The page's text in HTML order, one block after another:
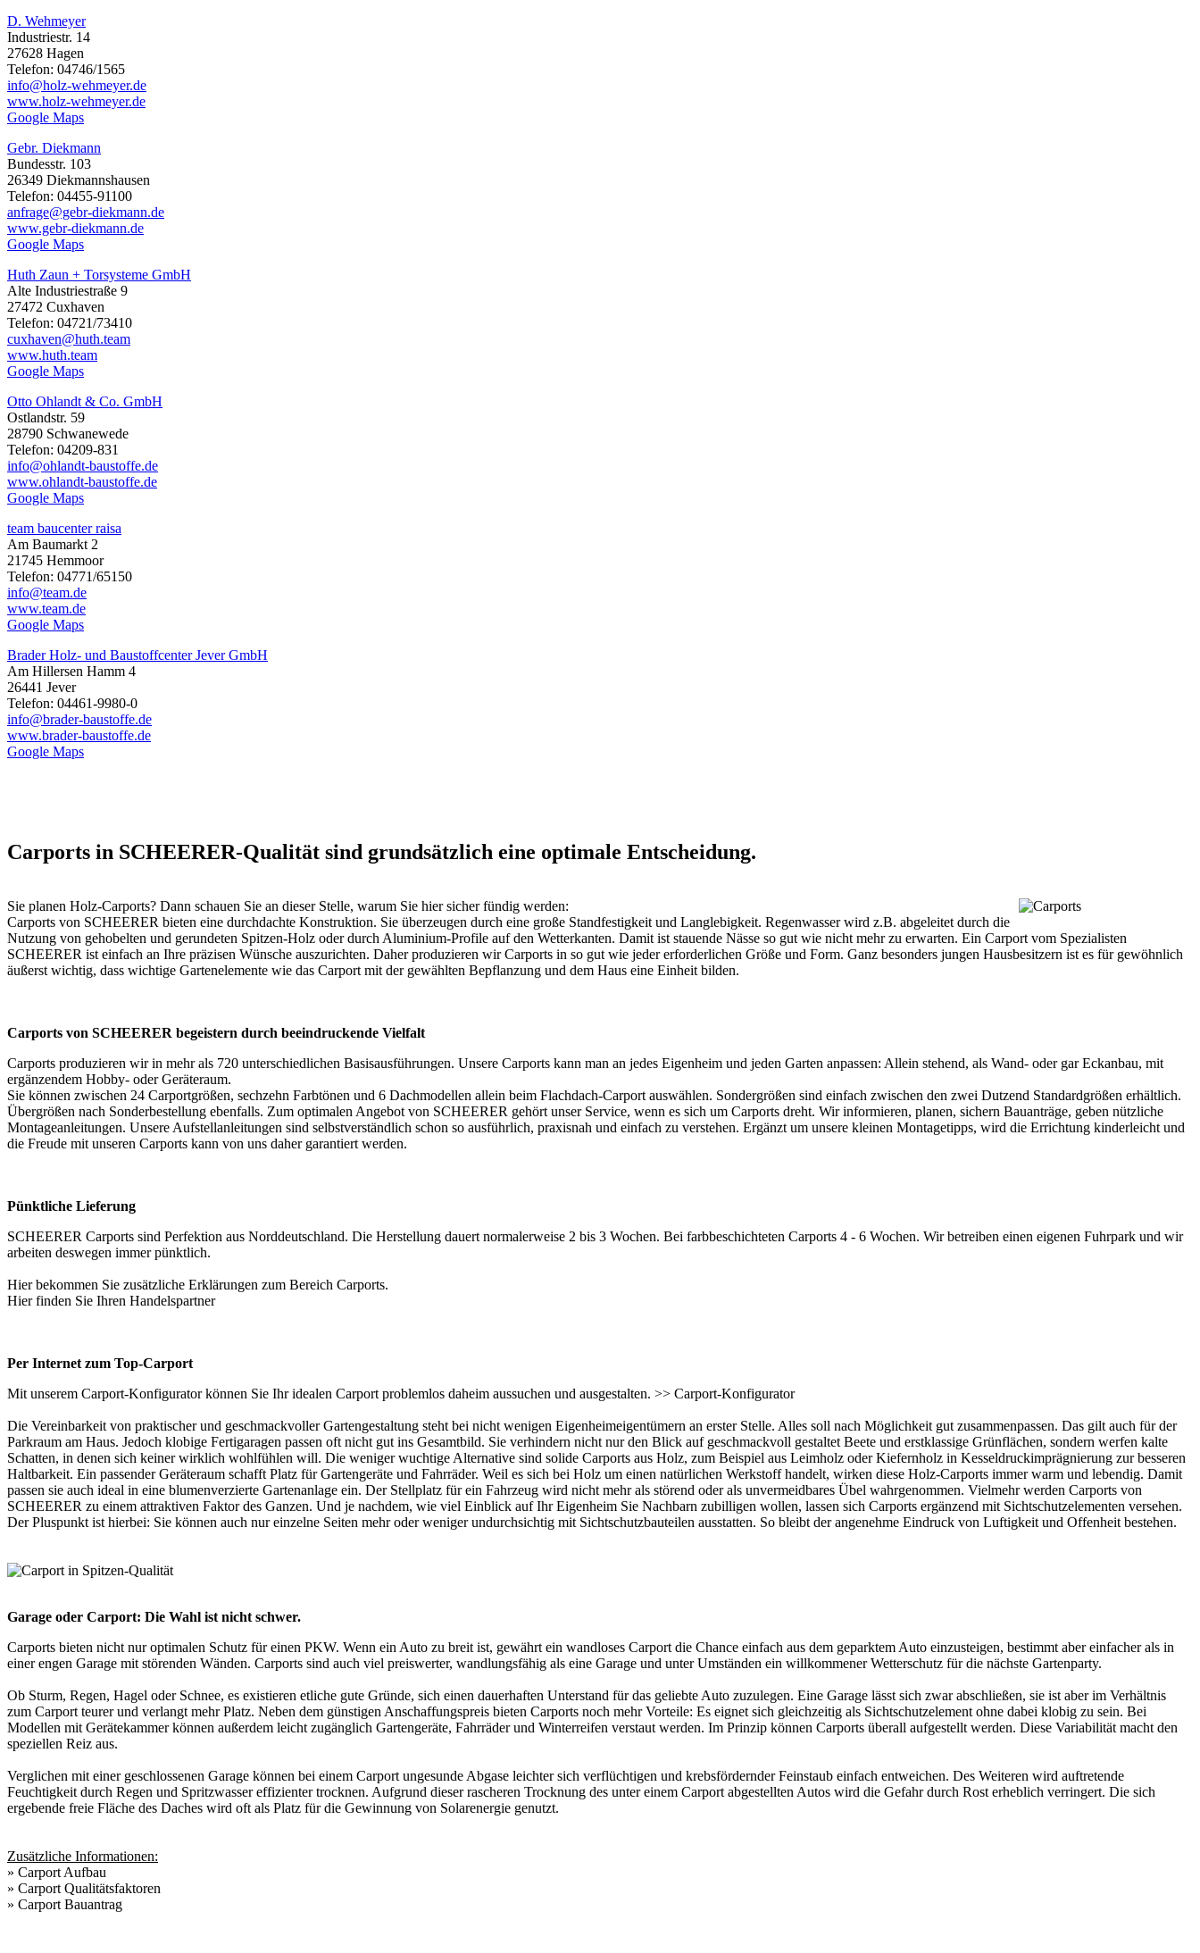
D. Wehmeyer
Industriestr. 14
27628 Hagen
Telefon: 04746/1565
info@holz-wehmeyer.de
www.holz-wehmeyer.de
Google Maps
Gebr. Diekmann
Bundesstr. 103
26349 Diekmannshausen
Telefon: 04455-91100
anfrage@gebr-diekmann.de
www.gebr-diekmann.de
Google Maps
Huth Zaun + Torsysteme GmbH
Alte Industriestraße 9
27472 Cuxhaven
Telefon: 04721/73410
cuxhaven@huth.team
www.huth.team
Google Maps
Otto Ohlandt & Co. GmbH
Ostlandstr. 59
28790 Schwanewede
Telefon: 04209-831
info@ohlandt-baustoffe.de
www.ohlandt-baustoffe.de
Google Maps
team baucenter raisa
Am Baumarkt 2
21745 Hemmoor
Telefon: 04771/65150
info@team.de
www.team.de
Google Maps
Brader Holz- und Baustoffcenter Jever GmbH
Am Hillersen Hamm 4
26441 Jever
Telefon: 04461-9980-0
info@brader-baustoffe.de
www.brader-baustoffe.de
Google Maps
Carports in SCHEERER-Qualität sind grundsätzlich eine optimale Entscheidung.
Sie planen Holz-Carports? Dann schauen Sie an dieser Stelle, warum Sie hier sicher fündig werden:
Carports von SCHEERER bieten eine durchdachte Konstruktion. Sie überzeugen durch eine große Standfestigkeit und Langlebigkeit. Regenwasser wird z.B. abgeleitet durch die
Nutzung von gehobelten und gerundeten Spitzen-Holz oder durch Aluminium-Profile auf den Wetterkanten. Damit ist stauende Nässe so gut wie nicht mehr zu erwarten. Ein Carport vom Spezialisten
SCHEERER ist einfach an Ihre präzisen Wünsche auszurichten. Daher produzieren wir Carports in so gut wie jeder erforderlichen Größe und Form. Ganz besonders jungen Hausbesitzern ist es für gewöhnlich
äußerst wichtig, dass wichtige Gartenelemente wie das Carport mit der gewählten Bepflanzung und dem Haus eine Einheit bilden.
Carports von SCHEERER begeistern durch beeindruckende Vielfalt
Carports produzieren wir in mehr als 720 unterschiedlichen Basisausführungen. Unsere Carports kann man an jedes Eigenheim und jeden Garten anpassen: Allein stehend, als Wand- oder gar Eckanbau, mit
ergänzendem Hobby- oder Geräteraum.
Sie können zwischen 24 Carportgrößen, sechzehn Farbtönen und 6 Dachmodellen allein beim Flachdach-Carport auswählen. Sondergrößen sind einfach zwischen den zwei Dutzend Standardgrößen erhältlich.
Übergrößen nach Sonderbestellung ebenfalls. Zum optimalen Angebot von SCHEERER gehört unser Service, wenn es sich um Carports dreht. Wir informieren, planen, sichern Bauanträge, geben nützliche
Montageanleitungen. Unsere Aufstellanleitungen sind selbstverständlich schon so ausführlich, praxisnah und einfach zu verstehen. Ergänzt um unsere kleinen Montagetipps, wird die Errichtung kinderleicht und
die Freude mit unseren Carports kann von uns daher garantiert werden.
Pünktliche Lieferung
SCHEERER Carports sind Perfektion aus Norddeutschland. Die Herstellung dauert normalerweise 2 bis 3 Wochen. Bei farbbeschichteten Carports 4 - 6 Wochen. Wir betreiben einen eigenen Fuhrpark und wir
arbeiten deswegen immer pünktlich.
Hier bekommen Sie zusätzliche Erklärungen zum Bereich Carports.
Hier finden Sie Ihren Handelspartner
Per Internet zum Top-Carport
Mit unserem Carport-Konfigurator können Sie Ihr idealen Carport problemlos daheim aussuchen und ausgestalten. >> Carport-Konfigurator
Die Vereinbarkeit von praktischer und geschmackvoller Gartengestaltung steht bei nicht wenigen Eigenheimeigentümern an erster Stelle. Alles soll nach Möglichkeit gut zusammenpassen. Das gilt auch für der
Parkraum am Haus. Jedoch klobige Fertigaragen passen oft nicht gut ins Gesamtbild. Sie verhindern nicht nur den Blick auf geschmackvoll gestaltet Beete und erstklassige Grünflächen, sondern werfen kalte
Schatten, in denen sich keiner wirklich wohlfühlen will. Die weniger wuchtige Alternative sind solide Carports aus Holz, zum Beispiel aus Leimholz oder Kiefernholz in Kesseldruckimprägnierung zur besseren
Haltbarkeit. Ein passender Geräteraum schafft Platz für Gartengeräte und Fahrräder. Weil es sich bei Holz um einen natürlichen Werkstoff handelt, wirken diese Holz-Carports immer warm und lebendig. Damit
passen sie auch ideal in eine blumenverzierte Gartenanlage ein. Der Stellplatz für ein Fahrzeug wird nicht mehr als störend oder als unvermeidbares Übel wahrgenommen. Vielmehr werden Carports von
SCHEERER zu einem attraktiven Faktor des Ganzen. Und je nachdem, wie viel Einblick auf Ihr Eigenheim Sie Nachbarn zubilligen wollen, lassen sich Carports ergänzend mit Sichtschutzelementen versehen.
Der Pluspunkt ist hierbei: Sie können auch nur einzelne Seiten mehr oder weniger undurchsichtig mit Sichtschutzbauteilen ausstatten. So bleibt der angenehme Eindruck von Luftigkeit und Offenheit bestehen.
Garage oder Carport: Die Wahl ist nicht schwer.
Carports bieten nicht nur optimalen Schutz für einen PKW. Wenn ein Auto zu breit ist, gewährt ein wandloses Carport die Chance einfach aus dem geparktem Auto einzusteigen, bestimmt aber einfacher als in
einer engen Garage mit störenden Wänden. Carports sind auch viel preiswerter, wandlungsfähig als eine Garage und unter Umständen ein willkommener Wetterschutz für die nächste Gartenparty.
Ob Sturm, Regen, Hagel oder Schnee, es existieren etliche gute Gründe, sich einen dauerhaften Unterstand für das geliebte Auto zuzulegen. Eine Garage lässt sich zwar abschließen, sie ist aber im Verhältnis
zum Carport teurer und verlangt mehr Platz. Neben dem günstigen Anschaffungspreis bieten Carports noch mehr Vorteile: Es eignet sich gleichzeitig als Sichtschutzelement ohne dabei klobig zu sein. Bei
Modellen mit Gerätekammer können außerdem leicht zugänglich Gartengeräte, Fahrräder und Winterreifen verstaut werden. Im Prinzip können Carports überall aufgestellt werden. Diese Variabilität macht den
speziellen Reiz aus.
Verglichen mit einer geschlossenen Garage können bei einem Carport ungesunde Abgase leichter sich verflüchtigen und krebsfördernder Feinstaub einfach entweichen. Des Weiteren wird auftretende
Feuchtigkeit durch Regen und Spritzwasser effizienter trocknen. Aufgrund dieser rascheren Trocknung des unter einem Carport abgestellten Autos wird die Gefahr durch Rost erheblich verringert. Die sich
ergebende freie Fläche des Daches wird oft als Platz für die Gewinnung von Solarenergie genutzt.
Zusätzliche Informationen:
» Carport Aufbau
» Carport Qualitätsfaktoren
» Carport Bauantrag